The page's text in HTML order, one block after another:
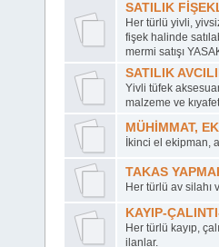
SATILIK
Her türlü yivli,
fişek halinde
mermi satışı
SATILIK
Yivli tüfek
malzeme ve
MÜHİMMAT,
İkinci el ekipman,
TAKAS
Her türlü av silahı
KAYIP-
Her türlü kayıp,
ilanlar.